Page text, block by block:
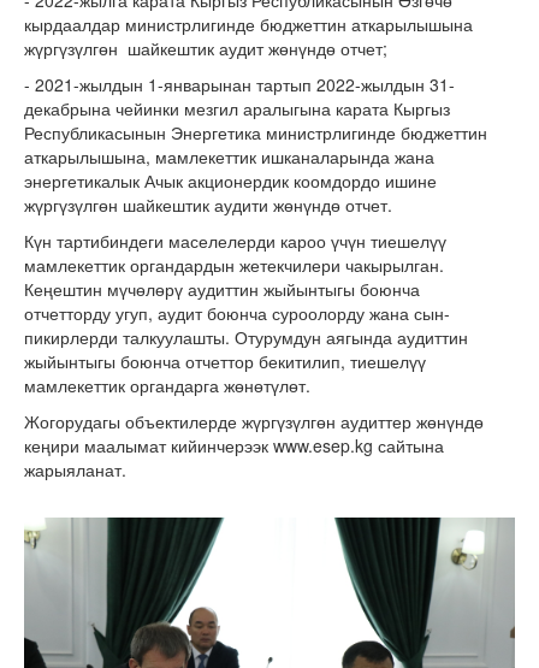
кырдаалдар министрлигинде бюджеттин аткарылышына
жүргүзүлгөн шайкештик аудит жөнүндө отчет;
- 2021-жылдын 1-январынан тартып 2022-жылдын 31-
декабрына чейинки мезгил аралыгына карата Кыргыз
Республикасынын Энергетика министрлигинде бюджеттин
аткарылышына, мамлекеттик ишканаларында жана
энергетикалык Ачык акционердик коомдордо ишине
жүргүзүлгөн шайкештик аудити жөнүндө отчет.
Күн тартибиндеги маселелерди кароо үчүн тиешелүү
мамлекеттик органдардын жетекчилери чакырылган.
Кеңештин мүчөлөрү аудиттин жыйынтыгы боюнча
отчетторду угуп, аудит боюнча суроолорду жана сын-
пикирлерди талкуулашты. Отурумдун аягында аудиттин
жыйынтыгы боюнча отчеттор бекитилип, тиешелүү
мамлекеттик органдарга жөнөтүлөт.
Жогорудагы объектилерде жүргүзүлгөн аудиттер жөнүндө
кеңири маалымат кийинчерээк www.esep.kg сайтына
жарыяланат.